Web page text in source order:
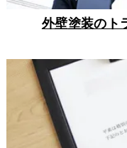
外壁塗装のト